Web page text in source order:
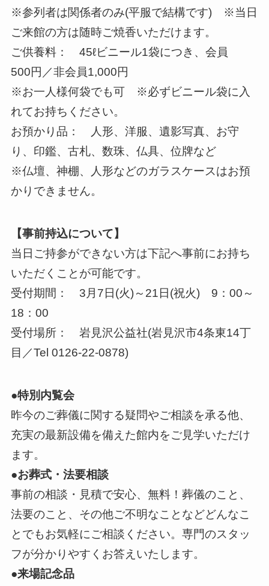
※参列者は関係者のみ(平服で結構です) ※当日
ご来館の方は随時ご焼香いただけます。
ご供養料： 45ℓビニール1袋につき、会員
500円／非会員1,000円
※お一人様何袋でも可 ※必ずビニール袋に入
れてお持ちください。
お預かり品： 人形、洋服、遺影写真、お守
り、印鑑、古札、数珠、仏具、位牌など
※仏壇、神棚、人形などのガラスケースはお預
かりできません。
【事前持込について】
当日ご持参ができない方は下記へ事前にお持ち
いただくことが可能です。
受付期間： 3月7日(火)～21日(祝火) 9：00～
18：00
受付場所： 岩見沢公益社(岩見沢市4条東14丁
目／Tel 0126-22-0878)
●特別内覧会
昨今のご葬儀に関する疑問やご相談を承る他、
充実の最新設備を備えた館内をご見学いただけ
ます。
●お葬式・法要相談
事前の相談・見積で安心、無料！葬儀のこと、
法要のこと、その他ご不明なことなどどんなこ
とでもお気軽にご相談ください。専門のスタッ
フが分かりやすくお答えいたします。
●来場記念品